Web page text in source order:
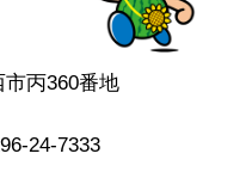
丙360番地
24-7333